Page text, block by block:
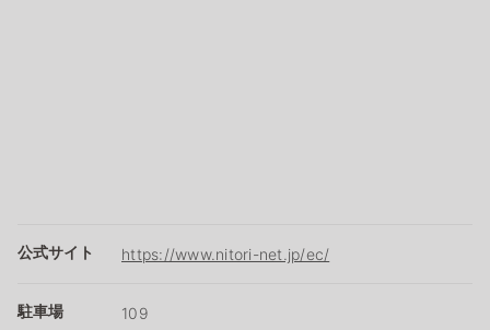
公式サイト https://www.nitori-net.jp/ec/
駐車場 109